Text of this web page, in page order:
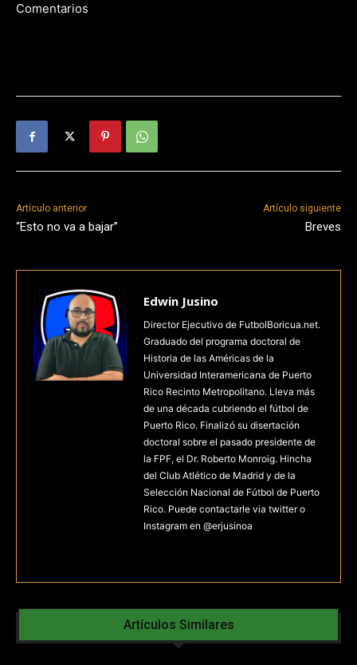
Comentarios
Artículo anterior
“Esto no va a bajar”
Artículo siguiente
Breves
Edwin Jusino
Director Ejecutivo de FutbolBoricua.net.
Graduado del programa doctoral de
Historia de las Américas de la
Universidad Interamericana de Puerto
Rico Recinto Metropolitano. Lleva más
de una década cubriendo el fútbol de
Puerto Rico. Finalizó su disertación
doctoral sobre el pasado presidente de
la FPF, el Dr. Roberto Monroig. Hincha
del Club Atlético de Madrid y de la
Selección Nacional de Fútbol de Puerto
Rico. Puede contactarle via twitter o
Instagram en @erjusinoa
Artículos Similares